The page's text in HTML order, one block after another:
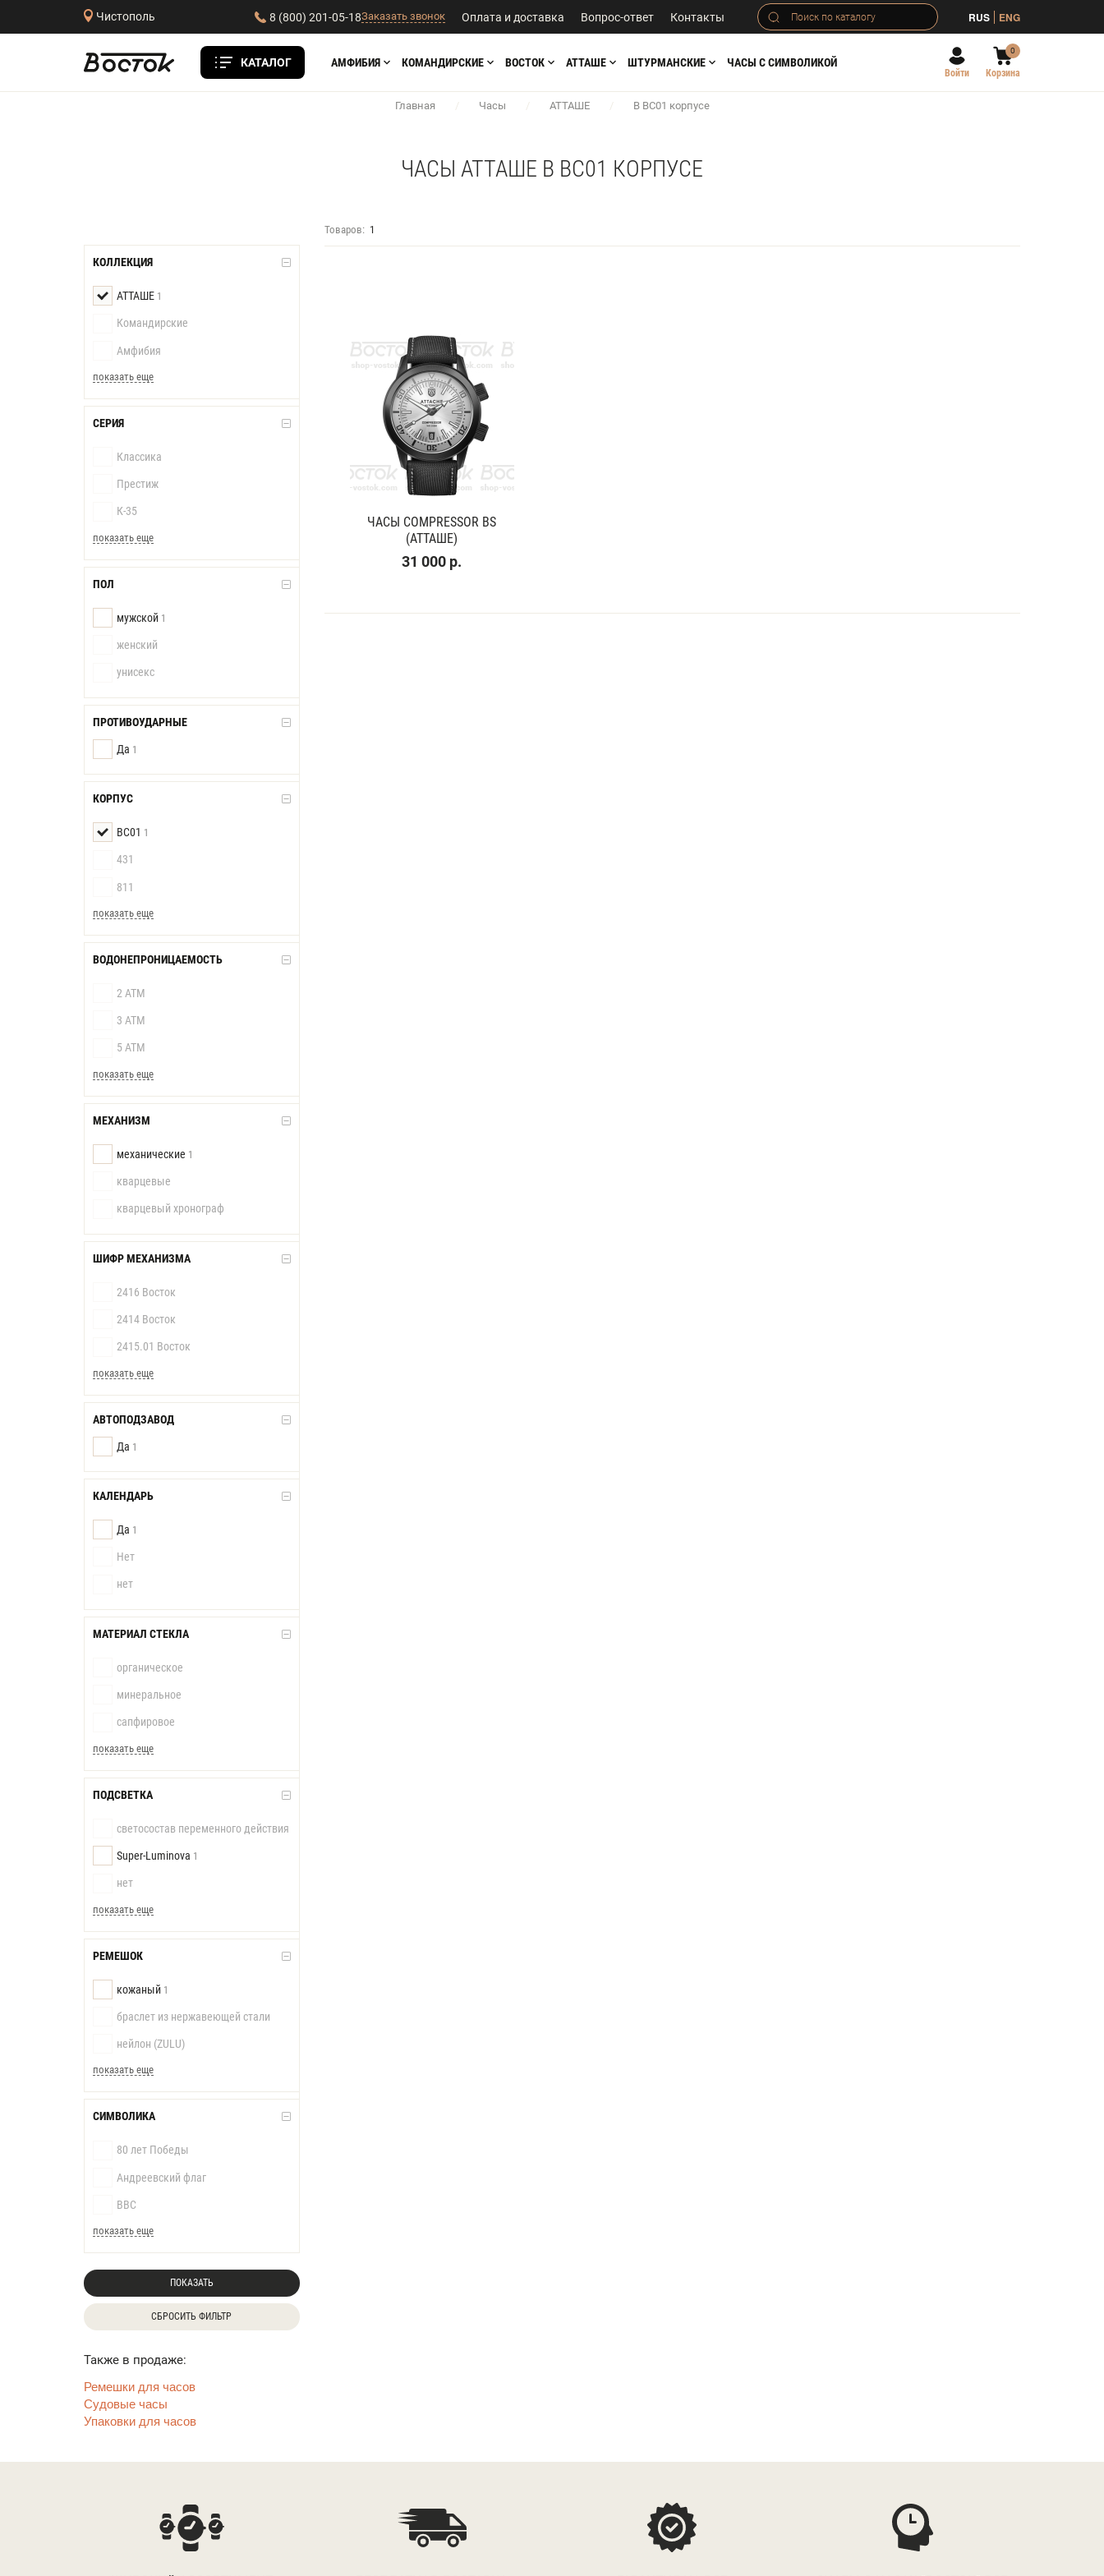
Чистополь 8 (800) 201-05-18Заказать звонок Оплата и доставка Вопрос-ответ Контакты RUS ENG
КАТАЛОГ АМФИБИЯ КОМАНДИРСКИЕ ВОСТОК АТТАШЕ ШТУРМАНСКИЕ ЧАСЫ С СИМВОЛИКОЙ
Войти
0
Корзина
Главная / Часы / АТТАШЕ / В BC01 корпусе
ЧАСЫ АТТАШЕ В BC01 КОРПУСЕ
КОЛЛЕКЦИЯ
АТТАШЕ 1
Командирские
Амфибия
показать еще
СЕРИЯ
Классика
Престиж
К-35
показать еще
ПОЛ
мужской 1
женский
унисекс
ПРОТИВОУДАРНЫЕ
Да 1
КОРПУС
BC01 1
431
811
показать еще
ВОДОНЕПРОНИЦАЕМОСТЬ
2 АТМ
3 АТМ
5 АТМ
показать еще
МЕХАНИЗМ
механические 1
кварцевые
кварцевый хронограф
ШИФР МЕХАНИЗМА
2416 Восток
2414 Восток
2415.01 Восток
показать еще
АВТОПОДЗАВОД
Да 1
КАЛЕНДАРЬ
Да 1
Нет
нет
МАТЕРИАЛ СТЕКЛА
органическое
минеральное
сапфировое
показать еще
ПОДСВЕТКА
светосостав переменного действия
Super-Luminova 1
нет
показать еще
РЕМЕШОК
кожаный 1
браслет из нержавеющей стали
нейлон (ZULU)
показать еще
СИМВОЛИКА
80 лет Победы
Андреевский флаг
ВВС
показать еще
ПОКАЗАТЬ
СБРОСИТЬ ФИЛЬТР
Также в продаже:
Ремешки для часов
Судовые часы
Упаковки для часов
Товаров: 1
ЧАСЫ COMPRESSOR BS
(АТТАШЕ)
31 000 р.